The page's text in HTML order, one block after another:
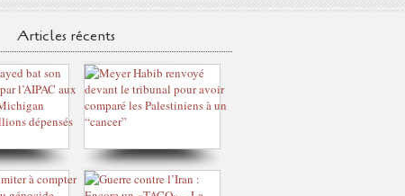
Articles récents